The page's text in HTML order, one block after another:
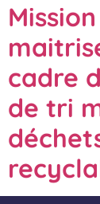
cadre
de tri